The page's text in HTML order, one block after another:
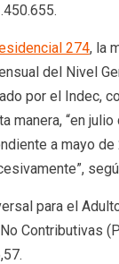
274, la
del Nivel
por el Indec,
manera, “en
a mayo
para el
Contributivas